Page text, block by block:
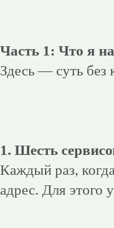
Часть 1: Что я
Здесь — суть без
1. Шесть
Каждый раз,
адрес. Для этого